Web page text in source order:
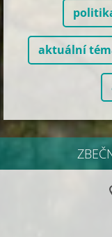
aktuální